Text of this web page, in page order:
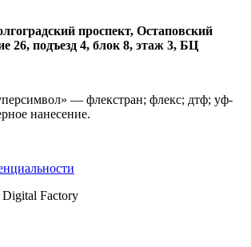
проспект, Остаповский
26, подъезд 4, блок 8, этаж 3, БЦ
— флекстран; флекс; дтф; уф-
нанесение.
Factory